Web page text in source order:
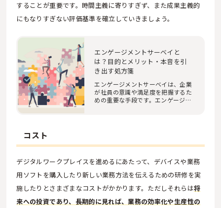
することが重要です。時間主義に寄りすぎず、また成果主義的
にもなりすぎない評価基準を確立していきましょう。
エンゲージメントサーベイと
は？目的とメリット・本音を引
き出す処方箋
エンゲージメントサーベイは、企業
が社員の意識や満足度を把握するた
めの重要な手段です。エンゲージメ
コスト
デジタルワークプレイスを進めるにあたって、デバイスや業務
用ソフトを購入したり新しい業務方法を伝えるための研修を実
施したりとさまざまなコストがかかります。ただしそれらは将
来への投資であり、長期的に見れば、業務の効率化や生産性の